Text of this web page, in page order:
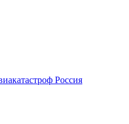
Россия